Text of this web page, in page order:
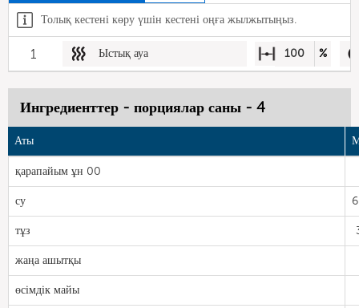
Толық кестені көру үшін кестені оңға жылжытыңыз.
1 Ыстық ауа 100 %
Ингредиенттер - порциялар саны - 4
Аты
қарапайым ұн 00
су
тұз
жаңа ашытқы
өсімдік майы